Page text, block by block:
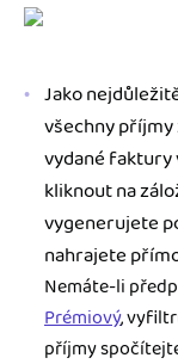
Jako
všechny příjmy
vydané faktury
kliknout na
vygenerujete
nahrajete
Nemáte-li
Prémiový,
příjmy